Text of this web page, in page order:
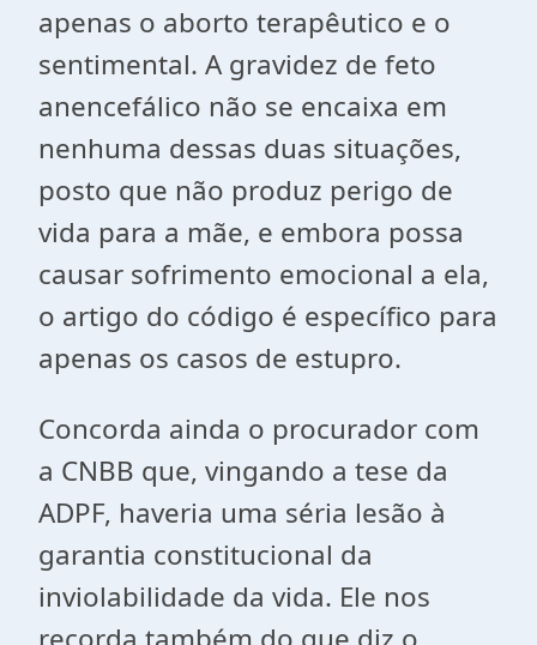
apenas o aborto terapêutico e o
sentimental. A gravidez de feto
anencefálico não se encaixa em
nenhuma dessas duas situações,
posto que não produz perigo de
vida para a mãe, e embora possa
causar sofrimento emocional a ela,
o artigo do código é específico para
apenas os casos de estupro.
Concorda ainda o procurador com
a CNBB que, vingando a tese da
ADPF, haveria uma séria lesão à
garantia constitucional da
inviolabilidade da vida. Ele nos